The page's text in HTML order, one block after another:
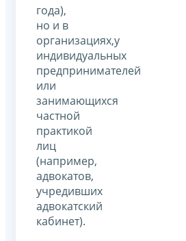
года),
но и в
организациях,у
индивидуальных
предпринимателей
или
занимающихся
частной
практикой
лиц
(например,
адвокатов,
учредивших
адвокатский
кабинет).